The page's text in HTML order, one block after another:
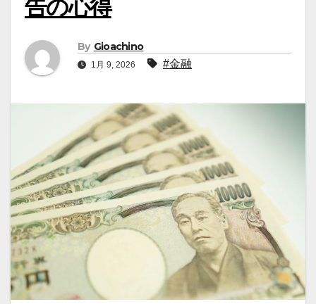
告の心得
By Gioachino
1月 9, 2026 #金融